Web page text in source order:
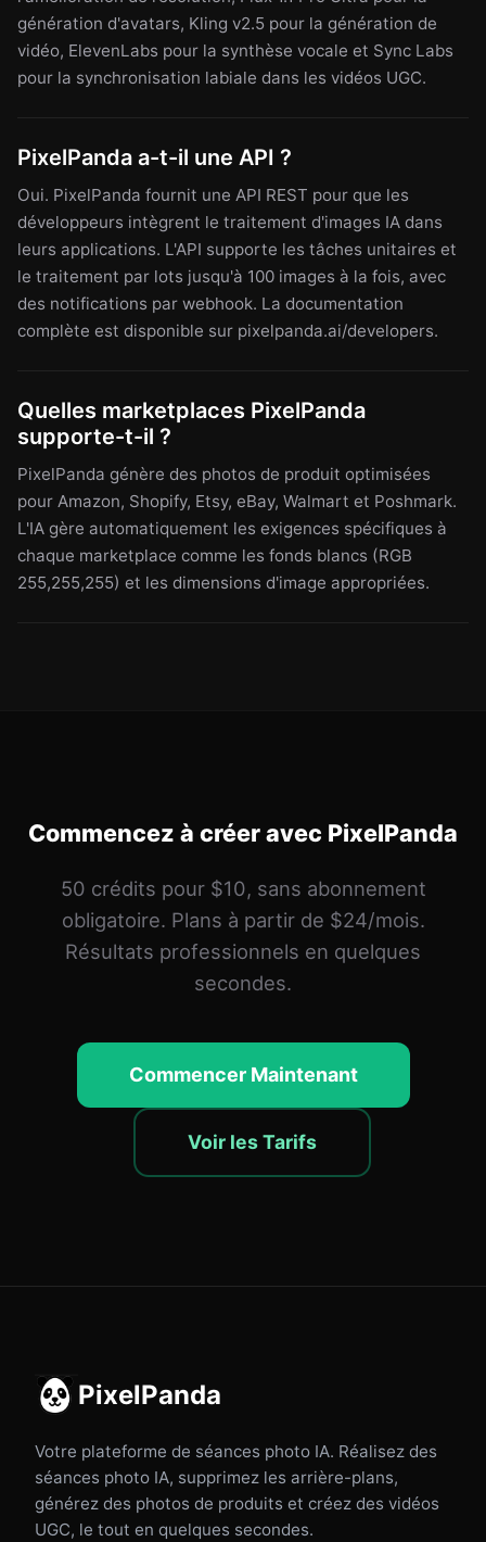
génération d'avatars, Kling v2.5 pour la génération de
vidéo, ElevenLabs pour la synthèse vocale et Sync Labs
pour la synchronisation labiale dans les vidéos UGC.
PixelPanda a-t-il une API ?
Oui. PixelPanda fournit une API REST pour que les
développeurs intègrent le traitement d'images IA dans
leurs applications. L'API supporte les tâches unitaires et
le traitement par lots jusqu'à 100 images à la fois, avec
des notifications par webhook. La documentation
complète est disponible sur pixelpanda.ai/developers.
Quelles marketplaces PixelPanda
supporte-t-il ?
PixelPanda génère des photos de produit optimisées
pour Amazon, Shopify, Etsy, eBay, Walmart et Poshmark.
L'IA gère automatiquement les exigences spécifiques à
chaque marketplace comme les fonds blancs (RGB
255,255,255) et les dimensions d'image appropriées.
Commencez à créer avec PixelPanda
50 crédits pour $10, sans abonnement
obligatoire. Plans à partir de $24/mois.
Résultats professionnels en quelques
secondes.
Commencer Maintenant
Voir les Tarifs
PixelPanda
Votre plateforme de séances photo IA. Réalisez des
séances photo IA, supprimez les arrière-plans,
générez des photos de produits et créez des vidéos
UGC, le tout en quelques secondes.